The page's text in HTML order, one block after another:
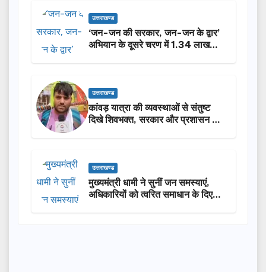
उत्तराखण्ड
‘जन-जन की सरकार, जन-जन के द्वार’
अभियान के दूसरे चरण में 1.34 लाख
उत्तराखण्ड
कांवड़ यात्रा की व्यवस्थाओं से संतुष्ट
दिखे शिवभक्त, सरकार और प्रशासन की
उत्तराखण्ड
मुख्यमंत्री धामी ने सुनीं जन समस्याएं,
अधिकारियों को त्वरित समाधान के दिए